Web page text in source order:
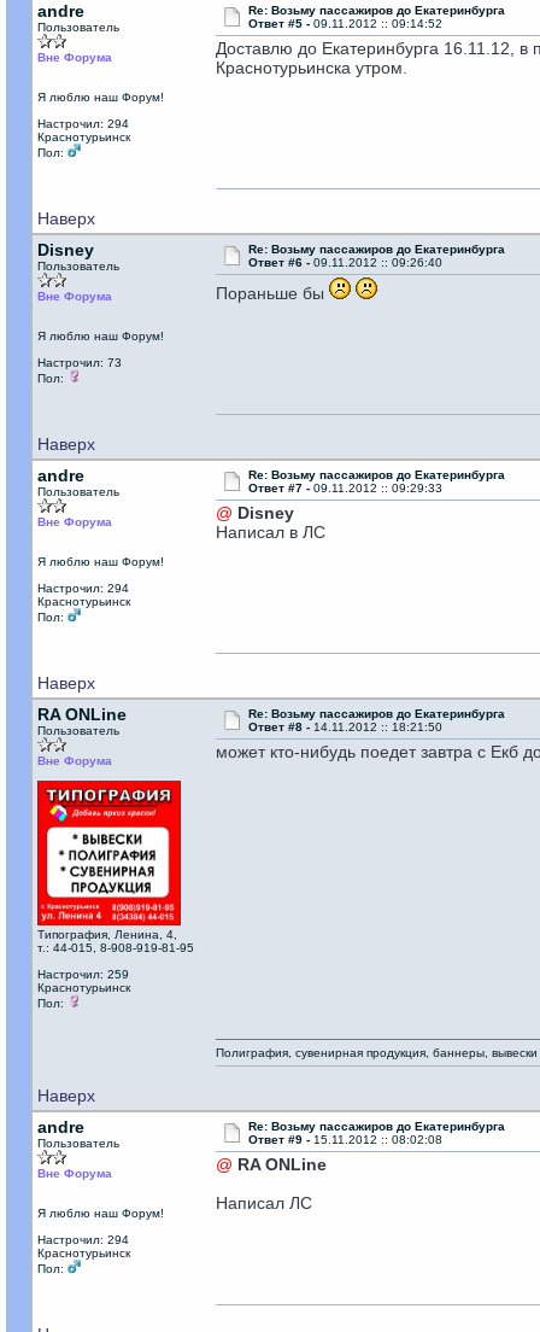
andre
Пользователь
Вне Форума
Я люблю наш Форум!
Настрочил: 294
Краснотурьинск
Пол:
Re: Возьму пассажиров до Екатеринбурга
Ответ #5 - 09.11.2012 :: 09:14:52
Доставлю до Екатеринбурга 16.11.12, в
Краснотурьинска утром.
Наверх
Disney
Пользователь
Вне Форума
Я люблю наш Форум!
Настрочил: 73
Пол:
Re: Возьму пассажиров до Екатеринбурга
Ответ #6 - 09.11.2012 :: 09:26:40
Пораньше бы
Наверх
andre
Пользователь
Вне Форума
Я люблю наш Форум!
Настрочил: 294
Краснотурьинск
Пол:
Re: Возьму пассажиров до Екатеринбурга
Ответ #7 - 09.11.2012 :: 09:29:33
@ Disney
Написал в ЛС
Наверх
RA ONLine
Пользователь
Вне Форума
Типография, Ленина, 4,
т.: 44-015, 8-908-919-81-95
Настрочил: 259
Краснотурьинск
Пол:
Re: Возьму пассажиров до Екатеринбурга
Ответ #8 - 14.11.2012 :: 18:21:50
может кто-нибудь поедет завтра с Екб
Наверх
Полиграфия, сувенирная продукция, баннеры, вывески
andre
Пользователь
Вне Форума
Я люблю наш Форум!
Настрочил: 294
Краснотурьинск
Пол:
Re: Возьму пассажиров до Екатеринбурга
Ответ #9 - 15.11.2012 :: 08:02:08
@ RA ONLine
Написал ЛС